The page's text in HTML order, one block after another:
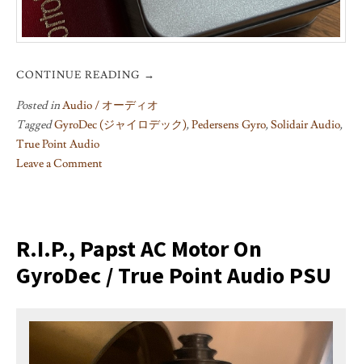
CONTINUE READING →
Posted inAudio / オーディオ
TaggedGyroDec (ジャイロデック),Pedersens Gyro,Solidair Audio,
True Point Audio
Leave a Comment
Pylons
upgrade
for
R.I.P., Papst AC Motor On
GyroDec / True Point Audio PSU